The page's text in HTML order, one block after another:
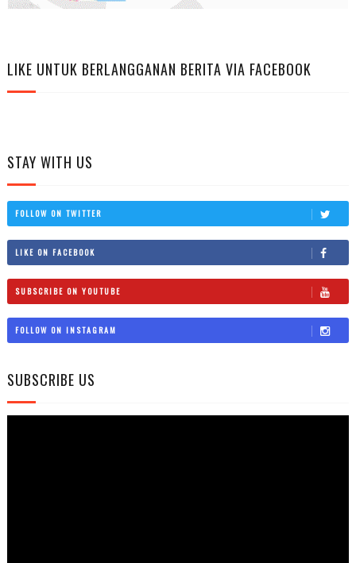
LIKE UNTUK BERLANGGANAN BERITA VIA FACEBOOK
STAY WITH US
FOLLOW ON TWITTER
LIKE ON FACEBOOK
SUBSCRIBE ON YOUTUBE
FOLLOW ON INSTAGRAM
SUBSCRIBE US